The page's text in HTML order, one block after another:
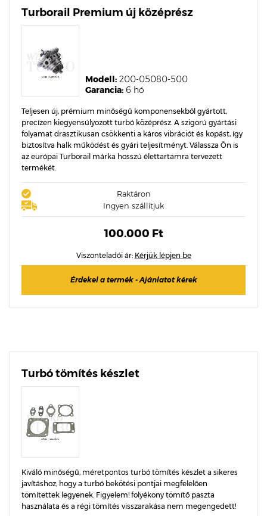
Turborail Premium új középrész
Garancia: 6 hó
Modell: 200-05080-500
Teljesen új, prémium minőségű komponensekből gyártott,
precízen kiegyensúlyozott turbó középrész. A szigorú gyártási
folyamat drasztikusan csökkenti a káros vibrációt és kopást, így
biztosítva halk működést és gyári teljesítményt. Válassza Ön is
az európai Turborail márka hosszú élettartamra tervezett
termékét.
Raktáron
Ingyen szállítjuk
100.000 Ft
Viszonteladói ár: Kérjük lépjen be
Érdekel a termék - Ajánlatot kérek
Turbó tömítés készlet
Kiváló minőségű, méretpontos turbó tömítés készlet a sikeres
javításhoz, hogy a turbó bekötési pontjai megfelelően
tömítettek legyenek. Figyelem! folyékony tömítő paszta
használata és a régi tömítés visszarakása nem megengedett!